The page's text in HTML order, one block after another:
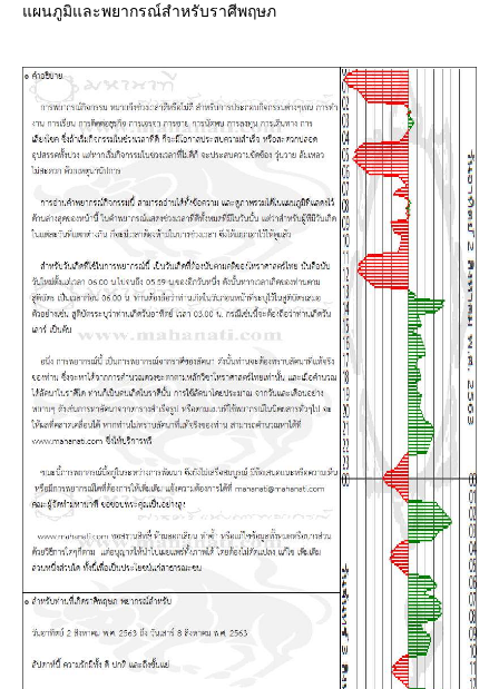
ผนภูมิและพยากรณ์สำหรับราศีพฤษภ